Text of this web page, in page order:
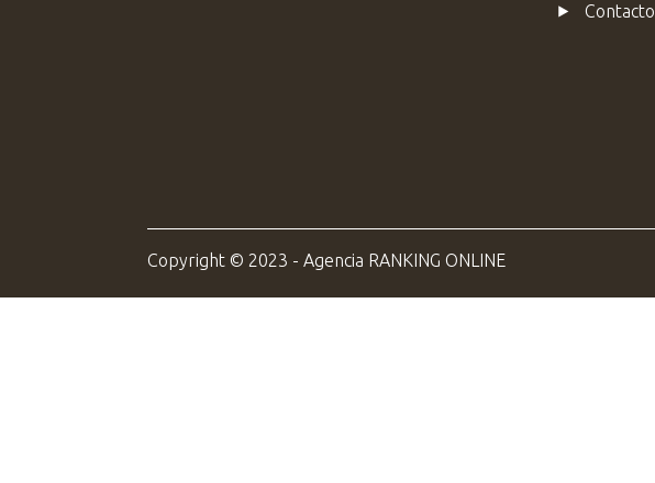
⯈ Contacto
Copyright © 2023 - Agencia RANKING ONLINE